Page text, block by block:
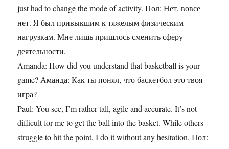
just had to change the mode of activity. Пол: Нет, вовсе
нет. Я был привыкшим к тяжелым физическим
нагрузкам. Мне лишь пришлось сменить сферу
деятельности.
Amanda: How did you understand that basketball is your
game? Аманда: Как ты понял, что баскетбол это твоя
игра?
Paul: You see, I’m rather tall, agile and accurate. It’s not
difficult for me to get the ball into the basket. While others
struggle to hit the point, I do it without any hesitation. Пол: